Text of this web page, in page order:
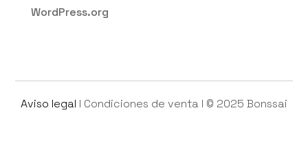
WordPress.org
Aviso legal l Condiciones de venta l © 2025 Bonssai